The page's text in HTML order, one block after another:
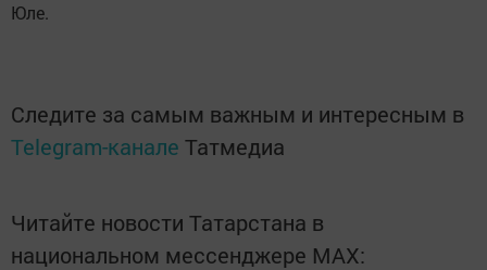
Юле.
Следите за самым важным и интересным в
Telegram-канале Татмедиа
Читайте новости Татарстана в
национальном мессенджере MАХ: